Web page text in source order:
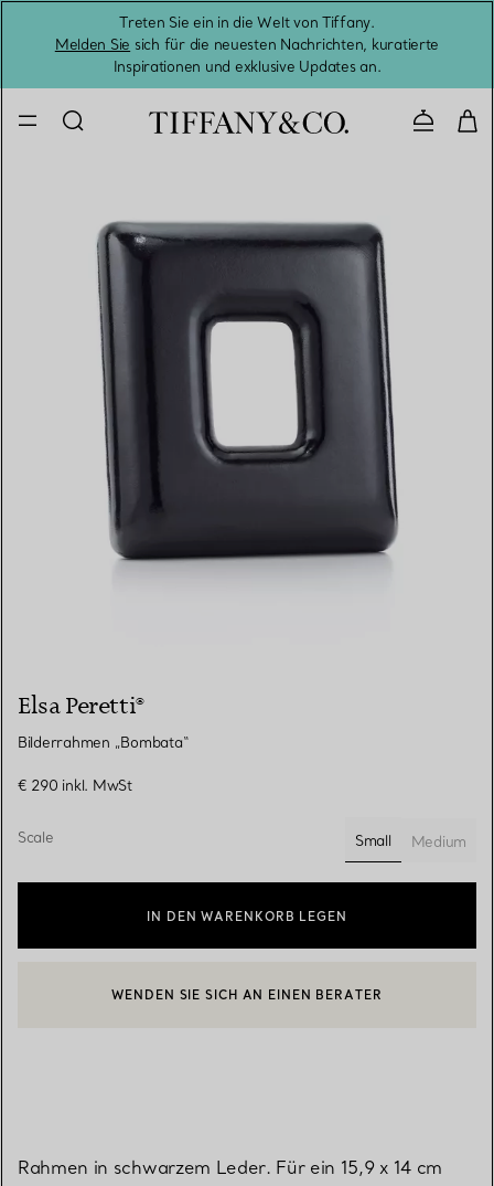
Treten Sie ein in die Welt von Tiffany.
Melden Sie sich für die neuesten Nachrichten, kuratierte
Inspirationen und exklusive Updates an.
Elsa Peretti®
Bilderrahmen „Bombata“
€ 290 inkl. MwSt
Scale
Small
ausgewählt
Medium
IN DEN WARENKORB LEGEN
EINEN KUNDENBERATER KONTAKTIEREN ODER EINEN
WENDEN SIE SICH AN EINEN BERATER
Rahmen in schwarzem Leder. Für ein 15,9 x 14 cm